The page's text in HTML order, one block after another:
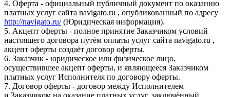
4. Оферта - официальный публичный документ по оказанию
платных услуг сайта navigato.ru , опубликованный по адресу
http://navigato.ru/(Юридическая информация).
5. Акцепт оферты - полное принятие Заказчиком условий
настоящего договора путём оплаты услуг сайта navigato.ru ,
акцепт оферты создаёт договор оферты.
6. Заказчик - юридическое или физическое лицо,
осуществившее акцепт оферты, и являющееся Заказчиком
платных услуг Исполнителя по договору оферты.
7. Договор оферты - договор между Исполнителем
и Заказчиком на оказание платных услуг, заключённый